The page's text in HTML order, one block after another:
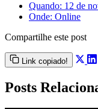
Quando: 12 de
Onde: Online
Compartilhe este post
Link copiado!
Posts